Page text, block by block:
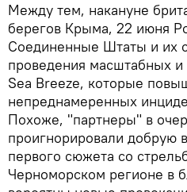
Между тем, накануне
берегов Крыма, 22 июня
Соединенные Штаты и их
проведения масштабных
Sea Breeze, которые
непреднамеренных
Похоже, "партнеры" в
проигнорировали
первого сюжета со
Черноморском регионе в